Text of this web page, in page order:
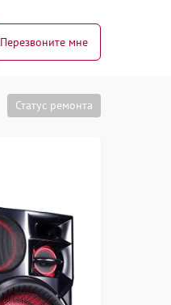
Перезвоните мне
Статус ремонта